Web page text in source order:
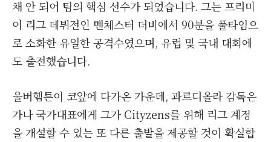
채 안 되어 팀의 핵심 선수가 되었습니다. 그는 프리미
어 리그 데뷔전인 맨체스터 더비에서 90분을 풀타임으
로 소화한 유일한 공격수였으며, 유럽 및 국내 대회에
도 출전했습니다.
울버햄튼이 코앞에 다가온 가운데, 과르디올라 감독은
가나 국가대표에게 그가 Cityzens를 위해 리그 계정
을 개설할 수 있는 또 다른 출발을 제공할 것이 확실합